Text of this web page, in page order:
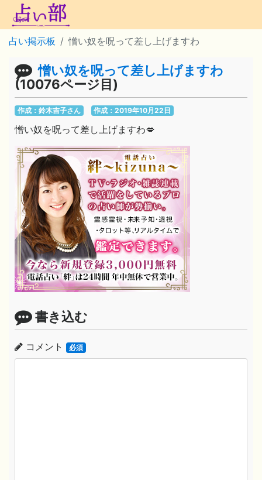
占い掲示板 憎い奴を呪って差し上げますわ
憎い奴を呪って差し上げますわ
(10076ページ目)
作成：鈴木吉子さん 作成：2019年10月22日
憎い奴を呪って差し上げますわ💋
書き込む
コメント 必須